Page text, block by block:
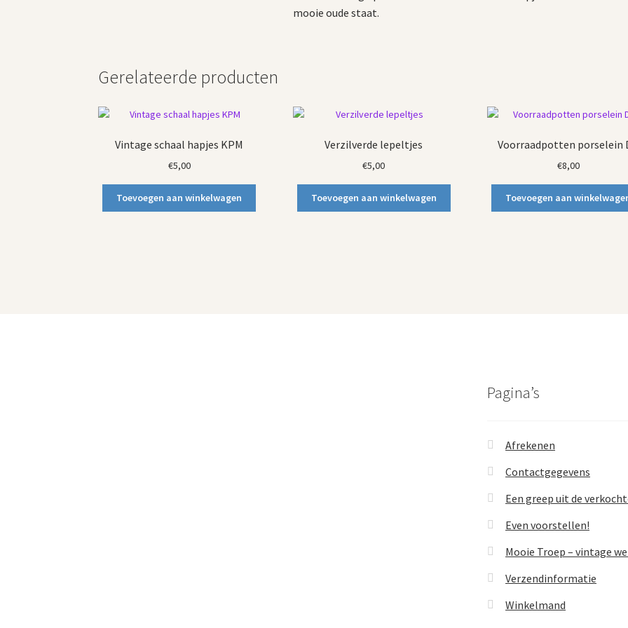
mooie oude staat.
Gerelateerde producten
Vintage schaal hapjes KPM
€5,00
Toevoegen aan winkelwagen
Verzilverde lepeltjes
€5,00
Toevoegen aan winkelwagen
Voorraadpotten porselein
€8,00
Toevoegen aan
Pagina’s
Afrekenen
Contactgegevens
Een greep uit de
Even voorstellen!
Mooie Troep – vintage
Verzendinformatie
Winkelmand